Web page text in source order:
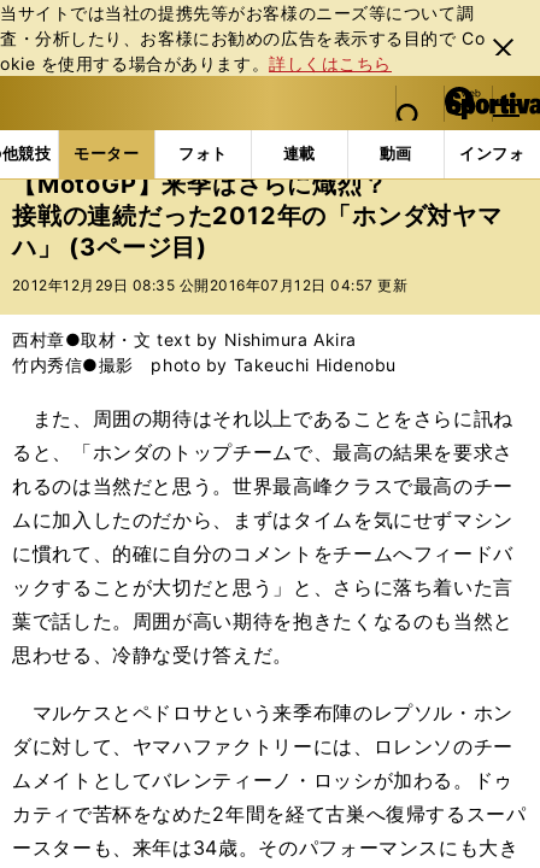
当サイトでは当社の提携先等がお客様のニーズ等について調
査・分析したり、お客様にお勧めの広告を表⽰する⽬的で Co
okie を使⽤する場合があります。詳しくはこちら
閉じ
る
web Sportiva (webスポルティーバ)
検索
マイペ
ー
ジ
メニュ
競技 モーター フォト 連載 動画 インフォ
b
ス
ポ
ル
テ
ー
バ
モーターの記事一覧 モーター MotoGP 【
【MotoGP】来季はさらに熾烈？
接戦の連続だった2012年の「ホンダ対ヤマ
ハ」 (3ページ目)
2012年12月29日 08:35 公開 2016年07月12日 04:57 更新
西村章●取材・文 text by Nishimura Akira
竹内秀信●撮影 photo by Takeuchi Hidenobu
また、周囲の期待はそれ以上であることをさらに訊ね
ると、「ホンダのトップチームで、最高の結果を要求さ
れるのは当然だと思う。世界最高峰クラスで最高のチー
ムに加入したのだから、まずはタイムを気にせずマシン
に慣れて、的確に自分のコメントをチームへフィードバ
ックすることが大切だと思う」と、さらに落ち着いた言
葉で話した。周囲が高い期待を抱きたくなるのも当然と
思わせる、冷静な受け答えだ。
マルケスとペドロサという来季布陣のレプソル・ホン
ダに対して、ヤマハファクトリーには、ロレンソのチー
ムメイトとしてバレンティーノ・ロッシが加わる。ドゥ
カティで苦杯をなめた2年間を経て古巣へ復帰するスーパ
ースターも、来年は34歳。そのパフォーマンスにも大き